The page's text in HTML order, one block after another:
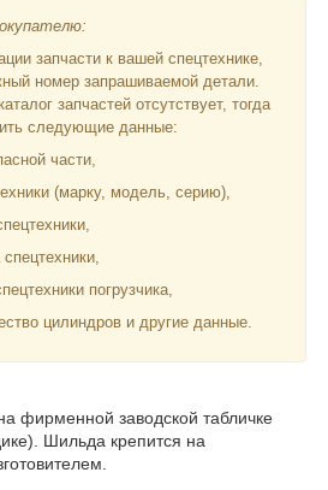
запчасти к вашей спецтехнике,
номер запрашиваемой детали.
запчастей отсутствует, тогда
следующие данные:
части,
(марку, модель, серию),
погрузчика,
цилиндров и другие данные.
фирменной заводской табличке
Шильда крепится на